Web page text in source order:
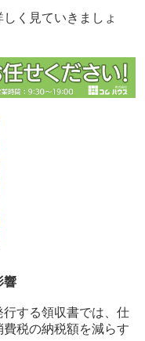
く見ていきましょ
響
する領収書では、仕
税の納税額を減らす